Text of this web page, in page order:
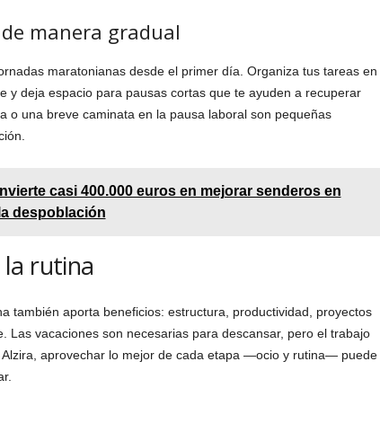
manera gradual
maratonianas desde el primer día. Organiza tus tareas en
y deja espacio para pausas cortas que te ayuden a recuperar
o una breve caminata en la pausa laboral son pequeñas
casi 400.000 euros en mejorar senderos en
despoblación
la rutina
también aporta beneficios: estructura, productividad, proyectos
Las vacaciones son necesarias para descansar, pero el trabajo
Alzira, aprovechar lo mejor de cada etapa —ocio y rutina— puede